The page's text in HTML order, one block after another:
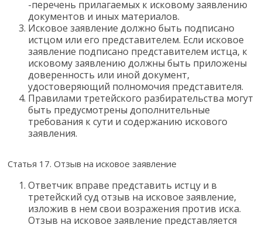
-перечень прилагаемых к исковому заявлению
документов и иных материалов.
Исковое заявление должно быть подписано
истцом или его представителем. Если исковое
заявление подписано представителем истца, к
исковому заявлению должны быть приложены
доверенность или иной документ,
удостоверяющий полномочия представителя.
Правилами третейского разбирательства могут
быть предусмотрены дополнительные
требования к сути и содержанию искового
заявления.
Статья 17. Отзыв на исковое заявление
Ответчик вправе представить истцу и в
третейский суд отзыв на исковое заявление,
изложив в нем свои возражения против иска.
Отзыв на исковое заявление представляется